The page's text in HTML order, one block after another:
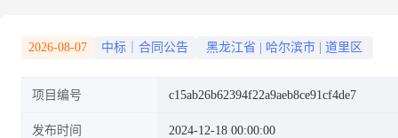
2026-08-07 中标｜合同公告 黑龙江省 哈尔滨市 道里区
项目编号 c15ab26b62394f22a9aeb8ce91cf4de7
发布时间 2024-12-18 00:00:00